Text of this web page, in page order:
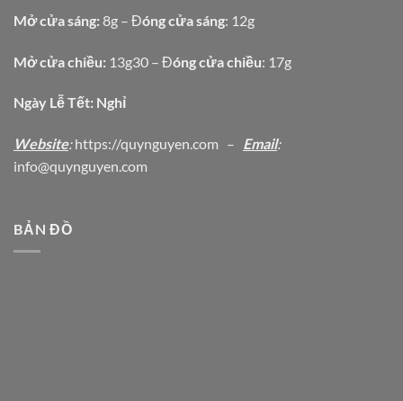
Mở cửa sáng: 8g – Đóng cửa sáng: 12g
Mở cửa chiều: 13g30 – Đóng cửa chiều: 17g
Ngày Lễ Tết: Nghỉ
Website:https://quynguyen.com – Email:
info@quynguyen.com
BẢN ĐỒ